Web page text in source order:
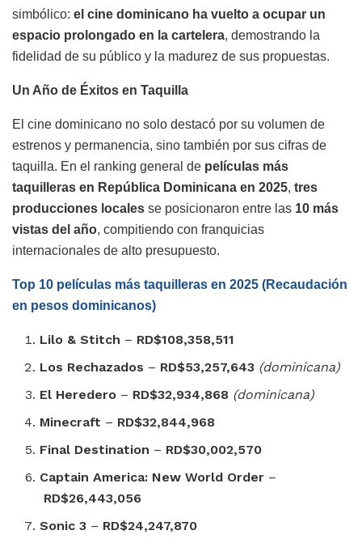
simbólico: el cine dominicano ha vuelto a ocupar un
espacio prolongado en la cartelera, demostrando la
fidelidad de su público y la madurez de sus propuestas.
Un Año de Éxitos en Taquilla
El cine dominicano no solo destacó por su volumen de
estrenos y permanencia, sino también por sus cifras de
taquilla. En el ranking general de películas más
taquilleras en República Dominicana en 2025, tres
producciones locales se posicionaron entre las 10 más
vistas del año, compitiendo con franquicias
internacionales de alto presupuesto.
Top 10 películas más taquilleras en 2025 (Recaudación
en pesos dominicanos)
Lilo & Stitch – RD$108,358,511
Los Rechazados – RD$53,257,643 (dominicana)
El Heredero – RD$32,934,868 (dominicana)
Minecraft – RD$32,844,968
Final Destination – RD$30,002,570
Captain America: New World Order –
RD$26,443,056
Sonic 3 – RD$24,247,870